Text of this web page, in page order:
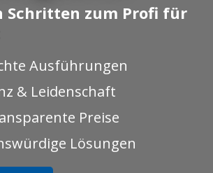
Schritten zum Profi für
Ausführungen
& Leidenschaft
Preise
Lösungen